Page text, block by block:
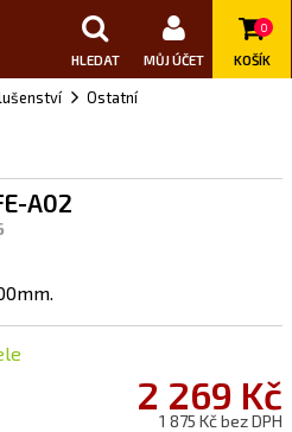
HLEDAT MŮJ ÚČET
0
KOŠÍK
Ostatní
A02
2 269 Kč
1 875 Kč bez DPH